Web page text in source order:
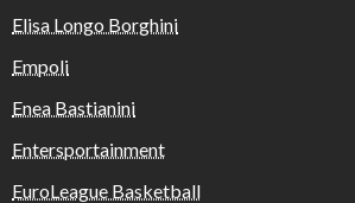
Elisa Longo Borghini
Empoli
Enea Bastianini
Entersportainment
EuroLeague Basketball